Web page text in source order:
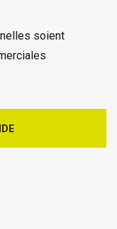
soient